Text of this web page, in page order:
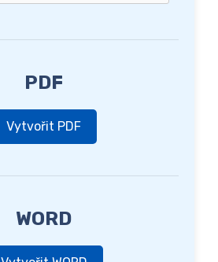
PDF
Vytvořit PDF
WORD